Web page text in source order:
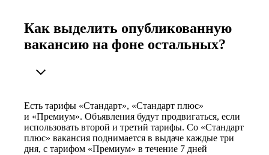
Как выделить опубликованную
вакансию на фоне остальных?
Есть тарифы «Стандарт», «Стандарт плюс»
и «Премиум». Объявления будут продвигаться, если
использовать второй и третий тарифы. Со «Стандарт
плюс» вакансия поднимается в выдаче каждые три
дня, с тарифом «Премиум» в течение 7 дней